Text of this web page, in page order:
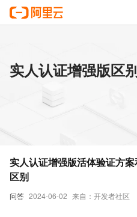
实人认证增强版区
问答 2024-06-02 来自：开发者社区
实人认证增强版活体验证方
区别